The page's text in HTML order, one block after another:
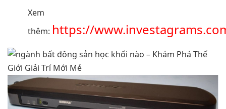
Xem
thêm: https://